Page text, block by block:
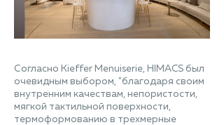
Согласно Kieffer Menuiserie, HIMACS был
очевидным выбором, "благодаря своим
внутренним качествам, непористости,
мягкой тактильной поверхности,
термоформованию в трехмерные